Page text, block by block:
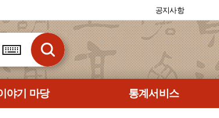
공지사항
야기 마당 통계서비스